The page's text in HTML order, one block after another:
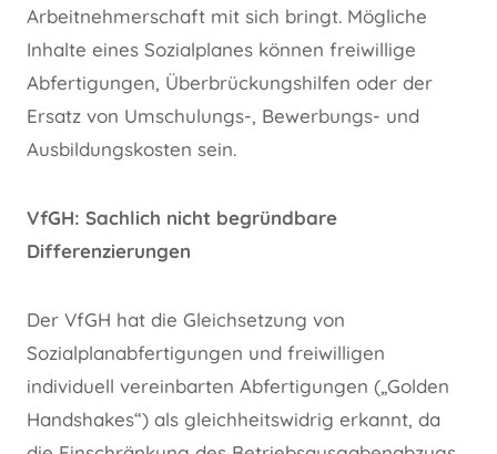
Arbeitnehmerschaft mit sich bringt. Mögliche
Inhalte eines Sozialplanes können freiwillige
Abfertigungen, Überbrückungshilfen oder der
Ersatz von Umschulungs-, Bewerbungs- und
Ausbildungskosten sein.
VfGH: Sachlich nicht begründbare
Differenzierungen
Der VfGH hat die Gleichsetzung von
Sozialplanabfertigungen und freiwilligen
individuell vereinbarten Abfertigungen („Golden
Handshakes“) als gleichheitswidrig erkannt, da